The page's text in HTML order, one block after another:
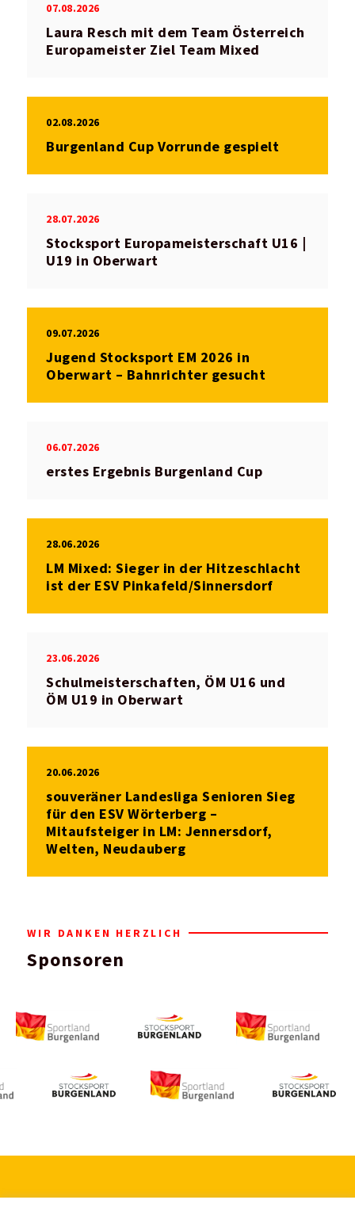
07.08.2026
Laura Resch mit dem Team Österreich
Europameister Ziel Team Mixed
02.08.2026
Burgenland Cup Vorrunde gespielt
28.07.2026
Stocksport Europameisterschaft U16 |
U19 in Oberwart
09.07.2026
Jugend Stocksport EM 2026 in
Oberwart – Bahnrichter gesucht
06.07.2026
erstes Ergebnis Burgenland Cup
28.06.2026
LM Mixed: Sieger in der Hitzeschlacht
ist der ESV Pinkafeld/Sinnersdorf
23.06.2026
Schulmeisterschaften, ÖM U16 und
ÖM U19 in Oberwart
20.06.2026
souveräner Landesliga Senioren Sieg
für den ESV Wörterberg –
Mitaufsteiger in LM: Jennersdorf,
Welten, Neudauberg
WIR DANKEN HERZLICH
Sponsoren